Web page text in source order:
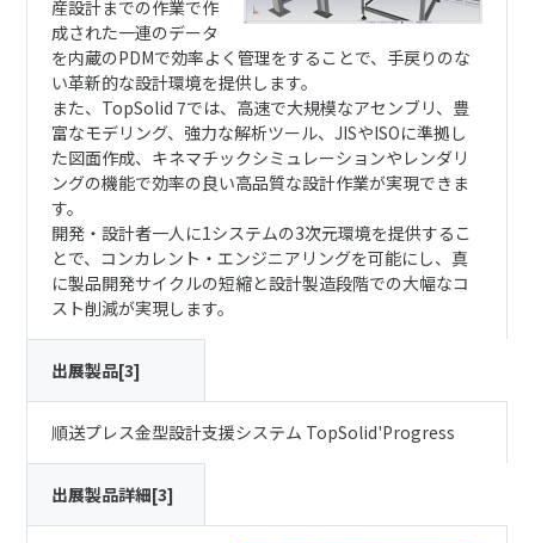
産設計までの作業で作
成された一連のデータ
を内蔵のPDMで効率よく管理をすることで、手戻りのな
い革新的な設計環境を提供します。
また、TopSolid 7では、高速で大規模なアセンブリ、豊
富なモデリング、強力な解析ツール、JISやISOに準拠し
た図面作成、キネマチックシミュレーションやレンダリ
ングの機能で効率の良い高品質な設計作業が実現できま
す。
開発・設計者一人に1システムの3次元環境を提供するこ
とで、コンカレント・エンジニアリングを可能にし、真
に製品開発サイクルの短縮と設計製造段階での大幅なコ
スト削減が実現します。
出展製品[3]
順送プレス金型設計支援システム TopSolid'Progress
出展製品詳細[3]